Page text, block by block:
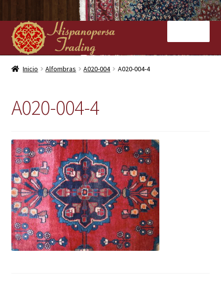
Ir
a
la
navegación
Ir
al
contenido
Inicio
Kilims
Contacto
Inicio Alfombras A020-004 A020-004-4
A020-004-4